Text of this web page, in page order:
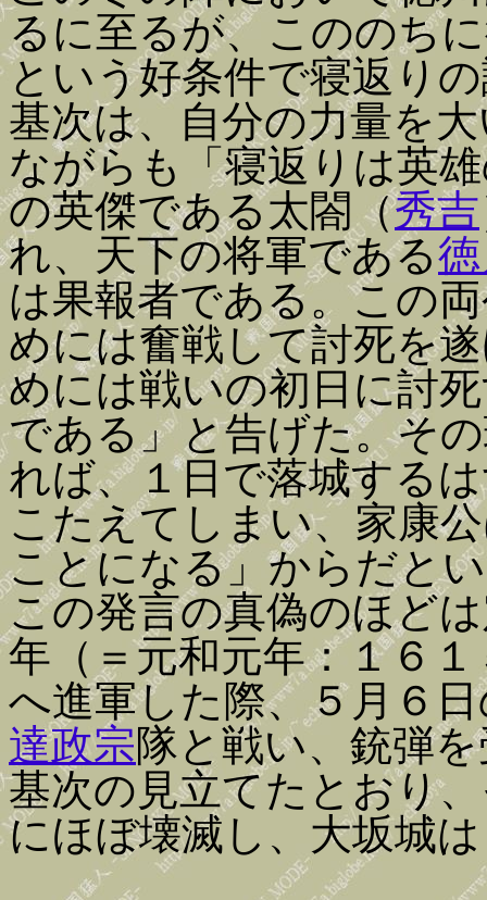
るに至るが、こののち
という好条件で寝返り
基次は、自分の力量を
ながらも「寝返りは英
の英傑である太閤（秀吉
れ、天下の将軍である
は果報者である。この
めには奮戦して討死を
めには戦いの初日に討
である」と告げた。そ
れば、１日で落城する
こたえてしまい、家康
ことになる」からだと
この発言の真偽のほど
年（＝元和元年：１６
へ進軍した際、５月６
達政宗隊と戦い、銃弾
基次の見立てたとおり
にほぼ壊滅し、大坂城